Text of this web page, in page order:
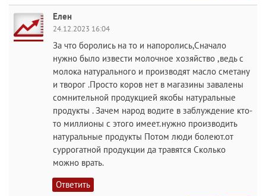
Елен
24.12.2023 16:04
За что боролись на то и напоролись,Сначало
нужно было извести молочное хозяйство ,ведь с
молока натурального и производят масло сметану
и творог .Просто коров нет в магазины завалены
сомнительной продукцией якобы натуральные
продукты . Зачем народ водите в заблуждение кто-
то миллионы с этого имеет.нужно производить
натуральные продукты Потом люди болеют.от
суррогатной продукции да травятся Сколько
можно врать.
Ответить